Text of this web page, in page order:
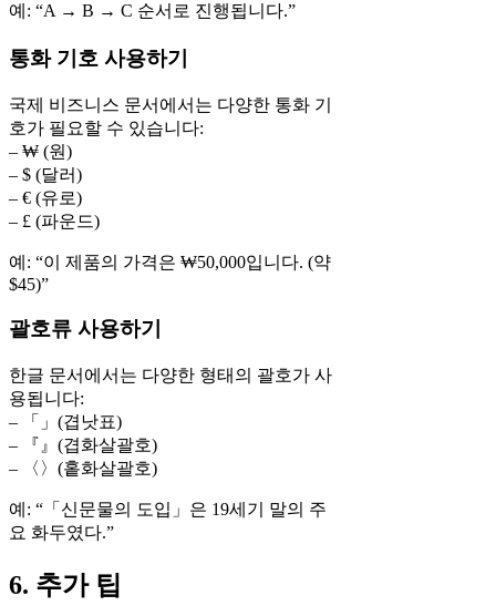
예: “A → B → C 순서로 진행됩니다.”
통화 기호 사용하기
국제 비즈니스 문서에서는 다양한 통화 기
호가 필요할 수 있습니다:
– ₩ (원)
– $ (달러)
– € (유로)
– £ (파운드)
예: “이 제품의 가격은 ₩50,000입니다. (약
$45)”
괄호류 사용하기
한글 문서에서는 다양한 형태의 괄호가 사
용됩니다:
– 「」(겹낫표)
– 『』(겹화살괄호)
– 〈〉(홑화살괄호)
예: “「신문물의 도입」은 19세기 말의 주
요 화두였다.”
6. 추가 팁